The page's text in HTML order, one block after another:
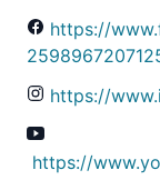
https://
https://
https://